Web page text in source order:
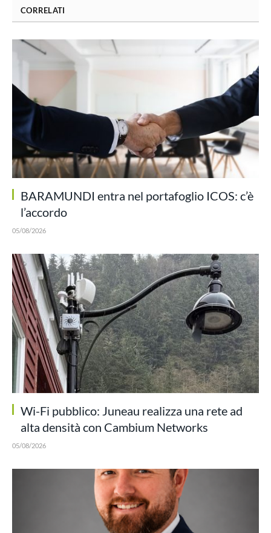
CORRELATI
BARAMUNDI entra nel portafoglio ICOS: c’è
l’accordo
05/08/2026
Wi-Fi pubblico: Juneau realizza una rete ad
alta densità con Cambium Networks
05/08/2026